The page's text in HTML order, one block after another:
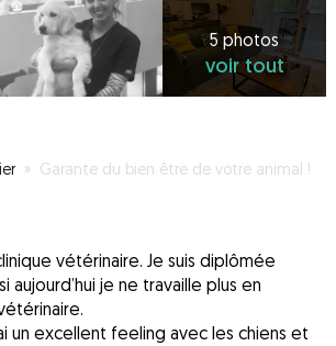
5 photos
voir tout
» Garante du bien être de votre animal !
vétérinaire. Je suis diplômée
je ne travaille plus en
un excellent feeling avec les chiens et